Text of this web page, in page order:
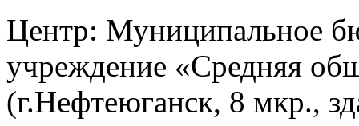
Центр: Муниципальное
учреждение «Средняя
(г.Нефтеюганск, 8 мкр.,